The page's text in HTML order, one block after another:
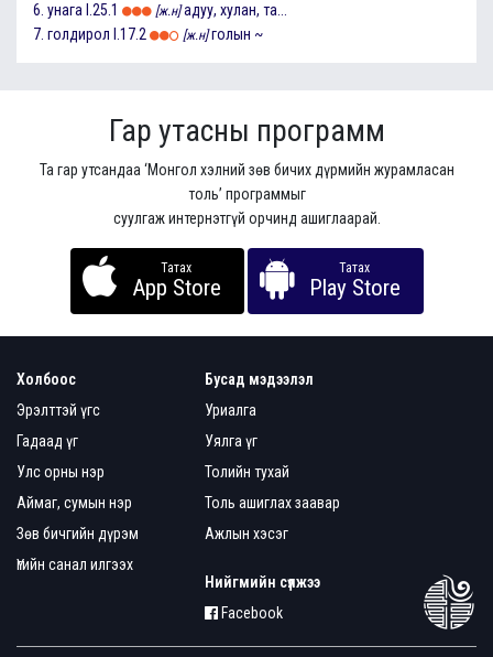
6. унага I.25.1 [ж.н] адуу, хулан, та...
7. голдирол I.17.2 [ж.н] голын ~
Гар утасны программ
Та гар утсандаа ‘Монгол хэлний зөв бичих дүрмийн журамласан
толь’ программыг
суулгаж интернэтгүй орчинд ашиглаарай.
Татах
App Store
Татах
Play Store
Холбоос
Эрэлттэй үгс
Гадаад үг
Улс орны нэр
Аймаг, сумын нэр
Зөв бичгийн дүрэм
Үгийн санал илгээх
Бусад мэдээлэл
Уриалга
Уялга үг
Толийн тухай
Толь ашиглах заавар
Ажлын хэсэг
Нийгмийн сүлжээ
Facebook